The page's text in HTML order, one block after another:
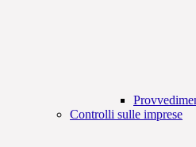
Controlli sulle imprese